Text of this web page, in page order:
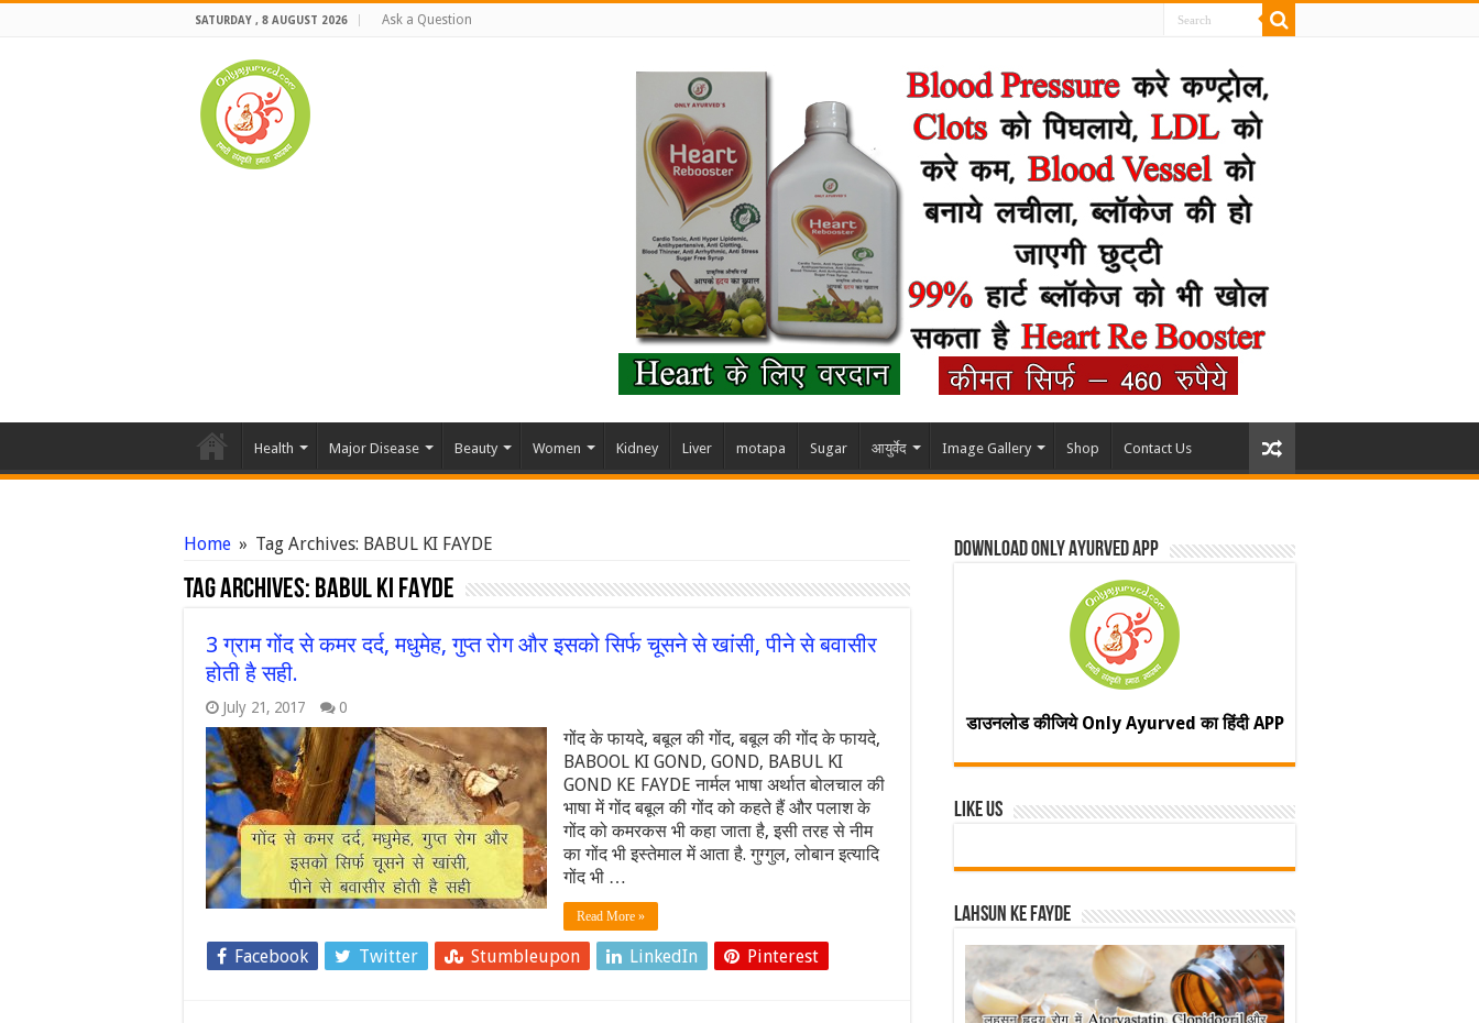
SATURDAY , 8 AUGUST 2026 Ask a Question
Health Major Disease Beauty Women Kidney Liver motapa Sugar आयुर्वेद Image Gallery Shop Contact Us
Home » Tag Archives: BABUL KI FAYDE
Tag Archives: BABUL KI FAYDE
3 ग्राम गोंद से कमर दर्द, मधुमेह, गुप्त रोग और इसको सिर्फ चूसने से खांसी, पीने से बवासीर
होती है सही.
July 21, 2017 0
गोंद के फायदे, बबूल की गोंद, बबूल की गोंद के फायदे,
BABOOL KI GOND, GOND, BABUL KI
GOND KE FAYDE नार्मल भाषा अर्थात बोलचाल की
भाषा में गोंद बबूल की गोंद को कहते हैं और पलाश के
गोंद को कमरकस भी कहा जाता है, इसी तरह से नीम
का गोंद भी इस्तेमाल में आता है. गुग्गुल, लोबान इत्यादि
गोंद भी …
Read More »
Facebook Twitter Stumbleupon LinkedIn Pinterest
Download Only Ayurved App
डाउनलोड कीजिये Only Ayurved का हिंदी APP
Like Us
Lahsun ke fayde